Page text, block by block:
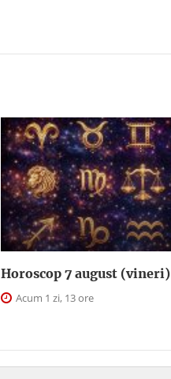
Horoscop 7 august (vineri)
Acum 1 zi, 13 ore